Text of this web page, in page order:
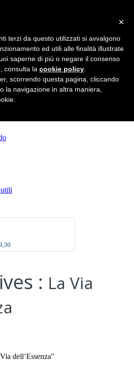
Circolo
Statuto e
: La Via
dell’Essenza"
×
terzi da questo utilizzati si avvalgono
ed utili alle finalità illustrate
saperne di più o negare il consenso
consulta la cookie policy
scorrendo questa pagina, cliccando
la navigazione in altra maniera,